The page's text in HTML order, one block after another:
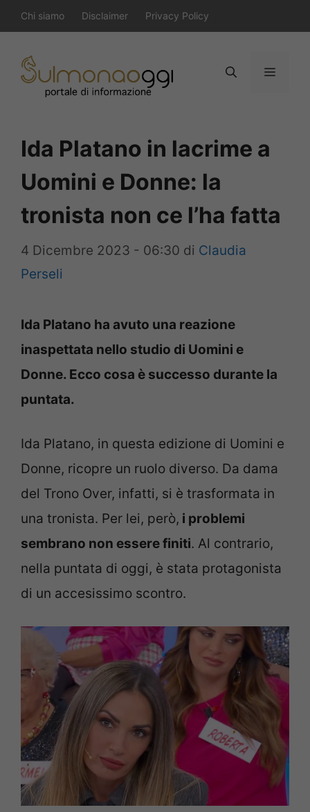
al
contenuto
Chi siamo Disclaimer Privacy Policy
Menu
Ida Platano in lacrime a
Uomini e Donne: la
tronista non ce l’ha fatta
4 Dicembre 2023 - 06:30 di Claudia
Perseli
Ida Platano ha avuto una reazione
inaspettata nello studio di Uomini e
Donne. Ecco cosa è successo durante la
puntata.
Ida Platano, in questa edizione di Uomini e
Donne, ricopre un ruolo diverso. Da dama
del Trono Over, infatti, si è trasformata in
una tronista. Per lei, però, i problemi
sembrano non essere finiti. Al contrario,
nella puntata di oggi, è stata protagonista
di un accesissimo scontro.